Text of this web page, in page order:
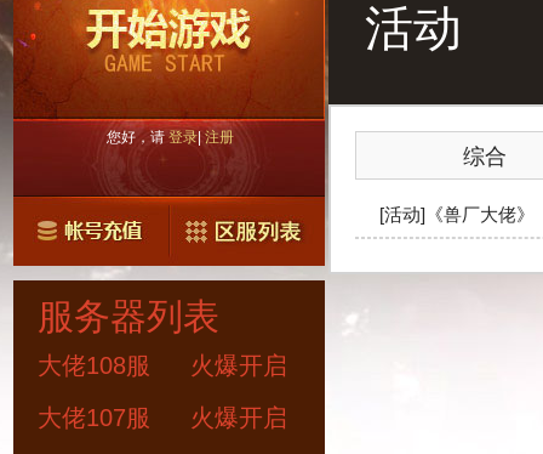
您好，请登录|注册
服务器列表
大佬108服
火爆开启
大佬107服
火爆开启
活动
综合
[活动]《兽厂大佬》